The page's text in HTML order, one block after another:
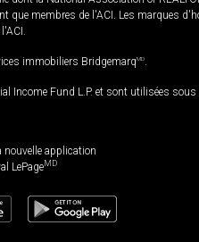
membres de l'ACI. Les marques
immobiliers BridgemarqMD
Income Fund L.P. et sont utilisées
nouvelle application
LePageMD